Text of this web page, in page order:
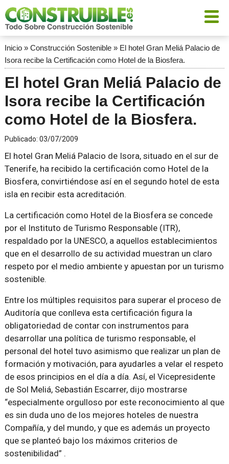
Inicio» Construcción Sostenible» El hotel Gran Meliá Palacio de
Isora recibe la Certificación como Hotel de la Biosfera.
El hotel Gran Meliá Palacio de
Isora recibe la Certificación
como Hotel de la Biosfera.
Publicado: 03/07/2009
El hotel Gran Meliá Palacio de Isora, situado en el sur de
Tenerife, ha recibido la certificación como Hotel de la
Biosfera, convirtiéndose así en el segundo hotel de esta
isla en recibir esta acreditación.
La certificación como Hotel de la Biosfera se concede
por el Instituto de Turismo Responsable (ITR),
respaldado por la UNESCO, a aquellos establecimientos
que en el desarrollo de su actividad muestran un claro
respeto por el medio ambiente y apuestan por un turismo
sostenible.
Entre los múltiples requisitos para superar el proceso de
Auditoría que conlleva esta certificación figura la
obligatoriedad de contar con instrumentos para
desarrollar una política de turismo responsable, el
personal del hotel tuvo asimismo que realizar un plan de
formación y motivación, para ayudarles a velar el respeto
de esos principios en el día a día. Así, el Vicepresidente
de Sol Meliá, Sebastián Escarrer, dijo mostrarse
“especialmente orgulloso por este reconocimiento al que
es sin duda uno de los mejores hoteles de nuestra
Compañía, y del mundo, y que es además un proyecto
que se planteó bajo los máximos criterios de
sostenibilidad” .